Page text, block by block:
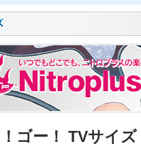
ゴー！ TVサイ